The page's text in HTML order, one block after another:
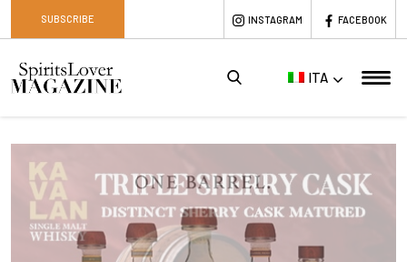
SUBSCRIBE INSTAGRAM FACEBOOK
ITA